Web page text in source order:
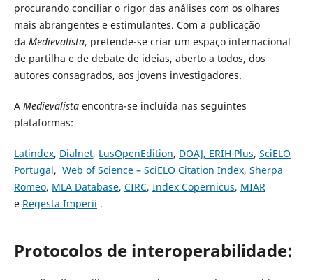
procurando conciliar o rigor das análises com os olhares
mais abrangentes e estimulantes. Com a publicação
da Medievalista, pretende-se criar um espaço internacional
de partilha e de debate de ideias, aberto a todos, dos
autores consagrados, aos jovens investigadores.
A Medievalistaencontra-se incluída nas seguintes
plataformas:
Latindex, Dialnet, LusOpenEdition, DOAJ, ERIH Plus, SciELO
Portugal, Web of Science – SciELO Citation Index, Sherpa
Romeo, MLA Database, CIRC, Index Copernicus, MIAR
e Regesta Imperii .
Protocolos de interoperabilidade: